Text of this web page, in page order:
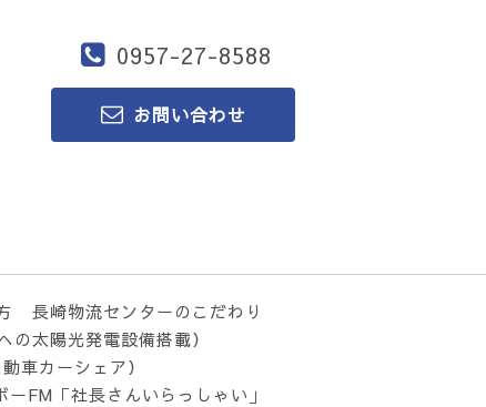
0957-27-8588
お問い合わせ
長崎物流センターのこだわり
の太陽光発電設備搭載）
車カーシェア）
ーFM「社長さんいらっしゃい」